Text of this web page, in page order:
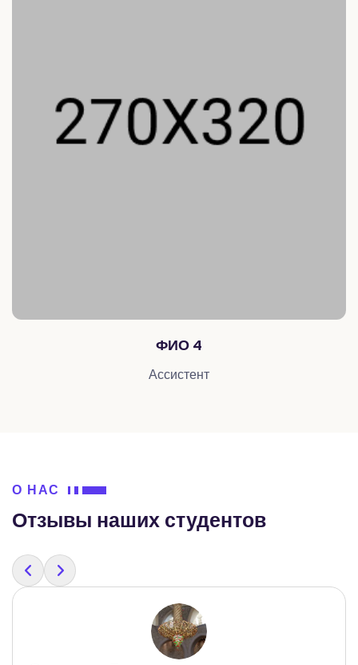
ФИО 4
Ассистент
О НАС
Отзывы наших студентов